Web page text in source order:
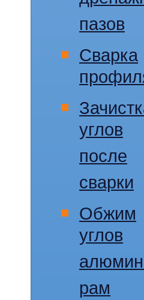
пазов
Сварка
углов
после
сварки
Обжим
углов
рам